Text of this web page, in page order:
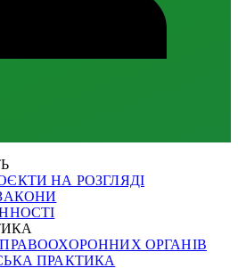
НА РОЗГЛЯДІ
ОРГАНІВ
ПРАКТИКА